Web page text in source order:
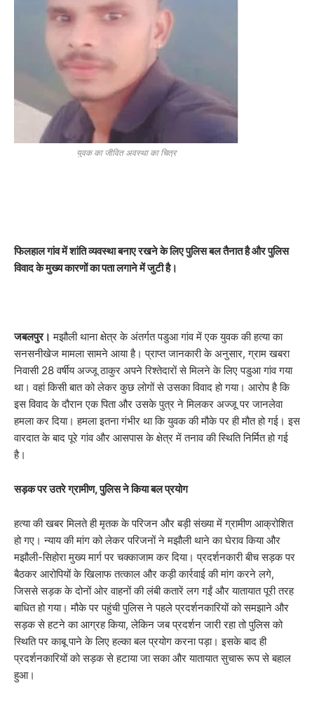
युवक का जीवित अवस्था का चित्र
फिलहाल गांव में शांति व्यवस्था बनाए रखने के लिए पुलिस बल तैनात है और पुलिस
विवाद के मुख्य कारणों का पता लगाने में जुटी है।
जबलपुर। मझौली थाना क्षेत्र के अंतर्गत पडुआ गांव में एक युवक की हत्या का
सनसनीखेज मामला सामने आया है। प्राप्त जानकारी के अनुसार, ग्राम खबरा
निवासी 28 वर्षीय अज्जू ठाकुर अपने रिश्तेदारों से मिलने के लिए पडुआ गांव गया
था। वहां किसी बात को लेकर कुछ लोगों से उसका विवाद हो गया। आरोप है कि
इस विवाद के दौरान एक पिता और उसके पुत्र ने मिलकर अज्जू पर जानलेवा
हमला कर दिया। हमला इतना गंभीर था कि युवक की मौके पर ही मौत हो गई। इस
वारदात के बाद पूरे गांव और आसपास के क्षेत्र में तनाव की स्थिति निर्मित हो गई
है।
सड़क पर उतरे ग्रामीण, पुलिस ने किया बल प्रयोग
​हत्या की खबर मिलते ही मृतक के परिजन और बड़ी संख्या में ग्रामीण आक्रोशित
हो गए। न्याय की मांग को लेकर परिजनों ने मझौली थाने का घेराव किया और
मझौली-सिहोरा मुख्य मार्ग पर चक्काजाम कर दिया। प्रदर्शनकारी बीच सड़क पर
बैठकर आरोपियों के खिलाफ तत्काल और कड़ी कार्रवाई की मांग करने लगे,
जिससे सड़क के दोनों ओर वाहनों की लंबी कतारें लग गईं और यातायात पूरी तरह
बाधित हो गया। मौके पर पहुंची पुलिस ने पहले प्रदर्शनकारियों को समझाने और
सड़क से हटने का आग्रह किया, लेकिन जब प्रदर्शन जारी रहा तो पुलिस को
स्थिति पर काबू पाने के लिए हल्का बल प्रयोग करना पड़ा। इसके बाद ही
प्रदर्शनकारियों को सड़क से हटाया जा सका और यातायात सुचारू रूप से बहाल
हुआ।